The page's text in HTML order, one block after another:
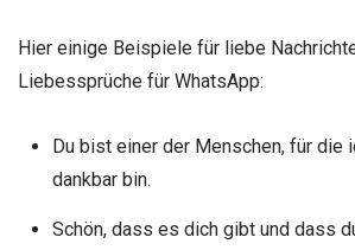
Hier einige Beispiele für liebe
Liebessprüche für WhatsApp:
Du bist einer der Menschen, für die
dankbar bin.
Schön, dass es dich gibt und dass